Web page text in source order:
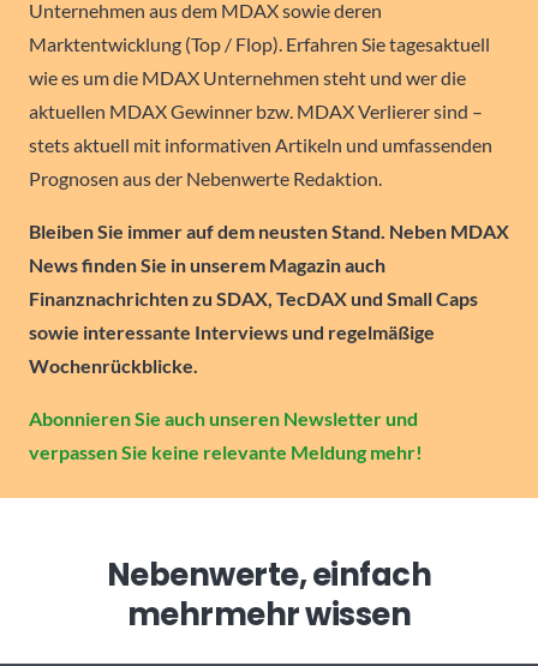
Unternehmen aus dem MDAX sowie deren
Marktentwicklung (Top / Flop). Erfahren Sie tagesaktuell
wie es um die MDAX Unternehmen steht und wer die
aktuellen MDAX Gewinner bzw. MDAX Verlierer sind –
stets aktuell mit informativen Artikeln und umfassenden
Prognosen aus der Nebenwerte Redaktion.
Bleiben Sie immer auf dem neusten Stand. Neben MDAX
News finden Sie in unserem Magazin auch
Finanznachrichten zu SDAX, TecDAX und Small Caps
sowie interessante Interviews und regelmäßige
Wochenrückblicke.
Abonnieren Sie auch unseren Newsletter und
verpassen Sie keine relevante Meldung mehr!
Nebenwerte, einfach
mehrmehr wissen